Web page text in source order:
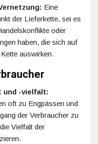
Eine
der Lieferkette, sei es
oder
haben, die sich auf
auswirken.
und -vielfalt:
oft zu Engpässen und
der Verbraucher zu
Vielfalt der